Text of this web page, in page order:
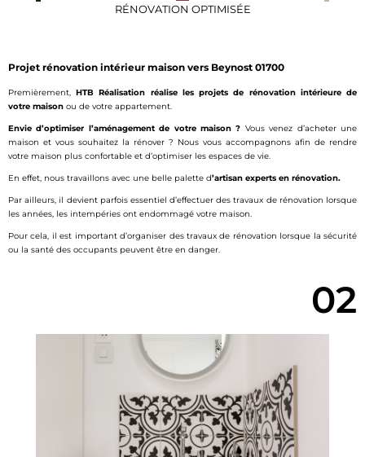
RÉNOVATION OPTIMISÉE
Projet rénovation intérieur maison vers Beynost 01700
Premièrement,HTB Réalisation réalise les projets de rénovation intérieure de
votre maison ou de votre appartement.
Envie d’optimiser l’aménagement de votre maison ? Vous venez d’acheter une
maison et vous souhaitez la rénover ? Nous vous accompagnons afin de rendre
votre maison plus confortable et d’optimiser les espaces de vie.
En effet, nous travaillons avec une belle palette d’artisan experts en rénovation.
Par ailleurs, il devient parfois essentiel d’effectuer des travaux de rénovation lorsque
les années, les intempéries ont endommagé votre maison.
Pour cela, il est important d’organiser des travaux de rénovation lorsque la sécurité
ou la santé des occupants peuvent être en danger.
02